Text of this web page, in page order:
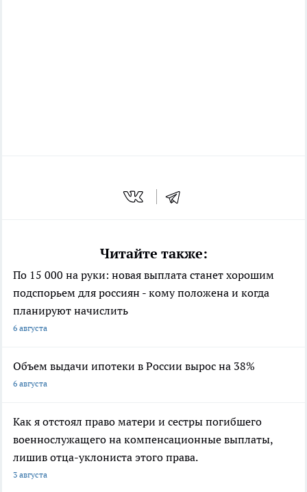
Читайте также:
По 15 000 на руки: новая выплата станет хорошим
подспорьем для россиян - кому положена и когда
планируют начислить
6 августа
Объем выдачи ипотеки в России вырос на 38%
6 августа
Как я отстоял право матери и сестры погибшего
военнослужащего на компенсационные выплаты,
лишив отца-уклониста этого права.
3 августа